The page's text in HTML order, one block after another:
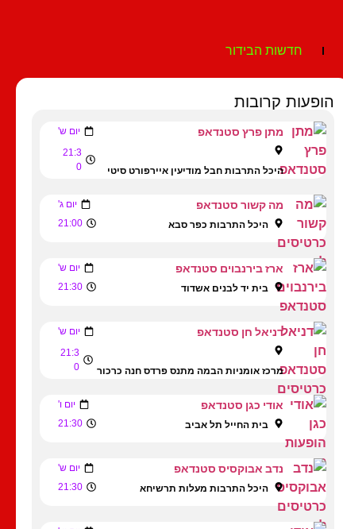
חדשות הבידור
הופעות קרובות
מתן פרץ סטנדאפ יום ש'
היכל התרבות חבל מודיעין איירפורט סיטי
21:3
0
מה קשור סטנדאפ יום ג'
היכל התרבות כפר סבא 21:00
ארז בירנבוים סטנדאפ יום ש'
בית יד לבנים אשדוד 21:30
דניאל חן סטנדאפ יום ש'
מרכז אומניות הבמה מתנס פרדס חנה כרכור
21:3
0
אודי כגן סטנדאפ יום ו'
בית החייל תל אביב 21:30
נדב אבוקסיס סטנדאפ יום ש'
היכל התרבות מעלות תרשיחא 21:30